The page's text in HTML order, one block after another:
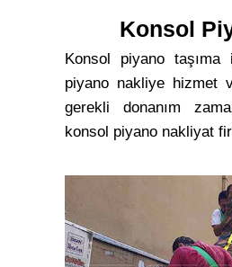
Konsol
Konsol piyano taşıma
piyano nakliye hizmet
gerekli donanım
konsol piyano nakliyat